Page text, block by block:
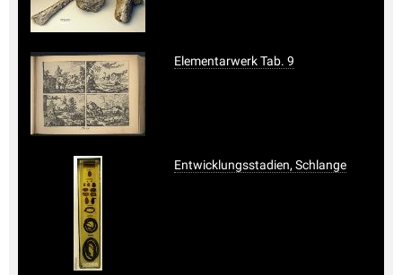
Elementarwerk Tab. 9
Entwicklungsstadien, Schlange